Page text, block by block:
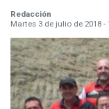
Redacción
Martes 3 de julio de 2018 -